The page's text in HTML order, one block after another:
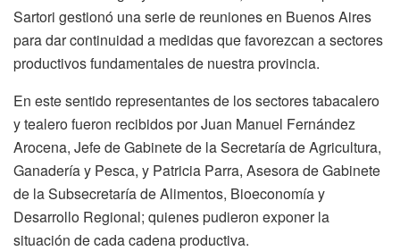
Sartori gestionó una serie de reuniones en Buenos Aires
para dar continuidad a medidas que favorezcan a sectores
productivos fundamentales de nuestra provincia.
En este sentido representantes de los sectores tabacalero
y tealero fueron recibidos por Juan Manuel Fernández
Arocena, Jefe de Gabinete de la Secretaría de Agricultura,
Ganadería y Pesca, y Patricia Parra, Asesora de Gabinete
de la Subsecretaría de Alimentos, Bioeconomía y
Desarrollo Regional; quienes pudieron exponer la
situación de cada cadena productiva.